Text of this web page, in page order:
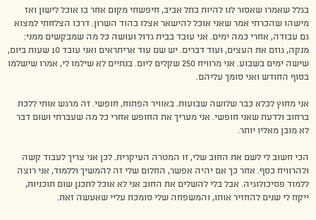
בגלל שאמרו שאסור לנו להיות בתל אביב, חיפשתי מקום אחר בו אוכל לישון ואז
מישהו שהכרתי אמר שאני אוכל להישאר אצלו בהוד השרון. דרכו הצלחתי למצוא
גם עבודה, אחרי כמה ימים. אני עובד בבית גדול ועושה כל מה שמבקשים ממני:
מנקה, גוזם את העצים, ועוד דברים. יש שם עוד אריתראים ואני עובד 10 שעות ביום,
שישה ימים בשבוע. אני מרוויח 250 שקלים ליום. בנתיים לא שילמו לי, אמרו שישלמו
בסוף החודש ואני סומך עליהם.
אני מחוץ לכלא כבר שלושה שבועות. באוויר הפתוח, חופשי. זה מרגש אותי ללכת
ברחוב ולדעת שאני חופשי. אני מעריך את החופש אחרי כל מה שעברתי ושום דבר
לא מובן מאליו יותר.
הכי חשוב לי לשם את החוב שלי, זו המטרה העיקרית. לכן אני צריך לעבוד קשה
ולהרוויח כסף. אחר כך אם יהיה אפשר, החלום שלי זה להמשיך וללמוד, אני רוצה
ללמוד פסיכולוגיה. אבל בלי להשלים את החוב אני לא אוכל לתכנן שום תוכניות,
ייקח לי שנים להחזיר אותו, והמשפחה שלי סומכת עליי שאעשה זאת.